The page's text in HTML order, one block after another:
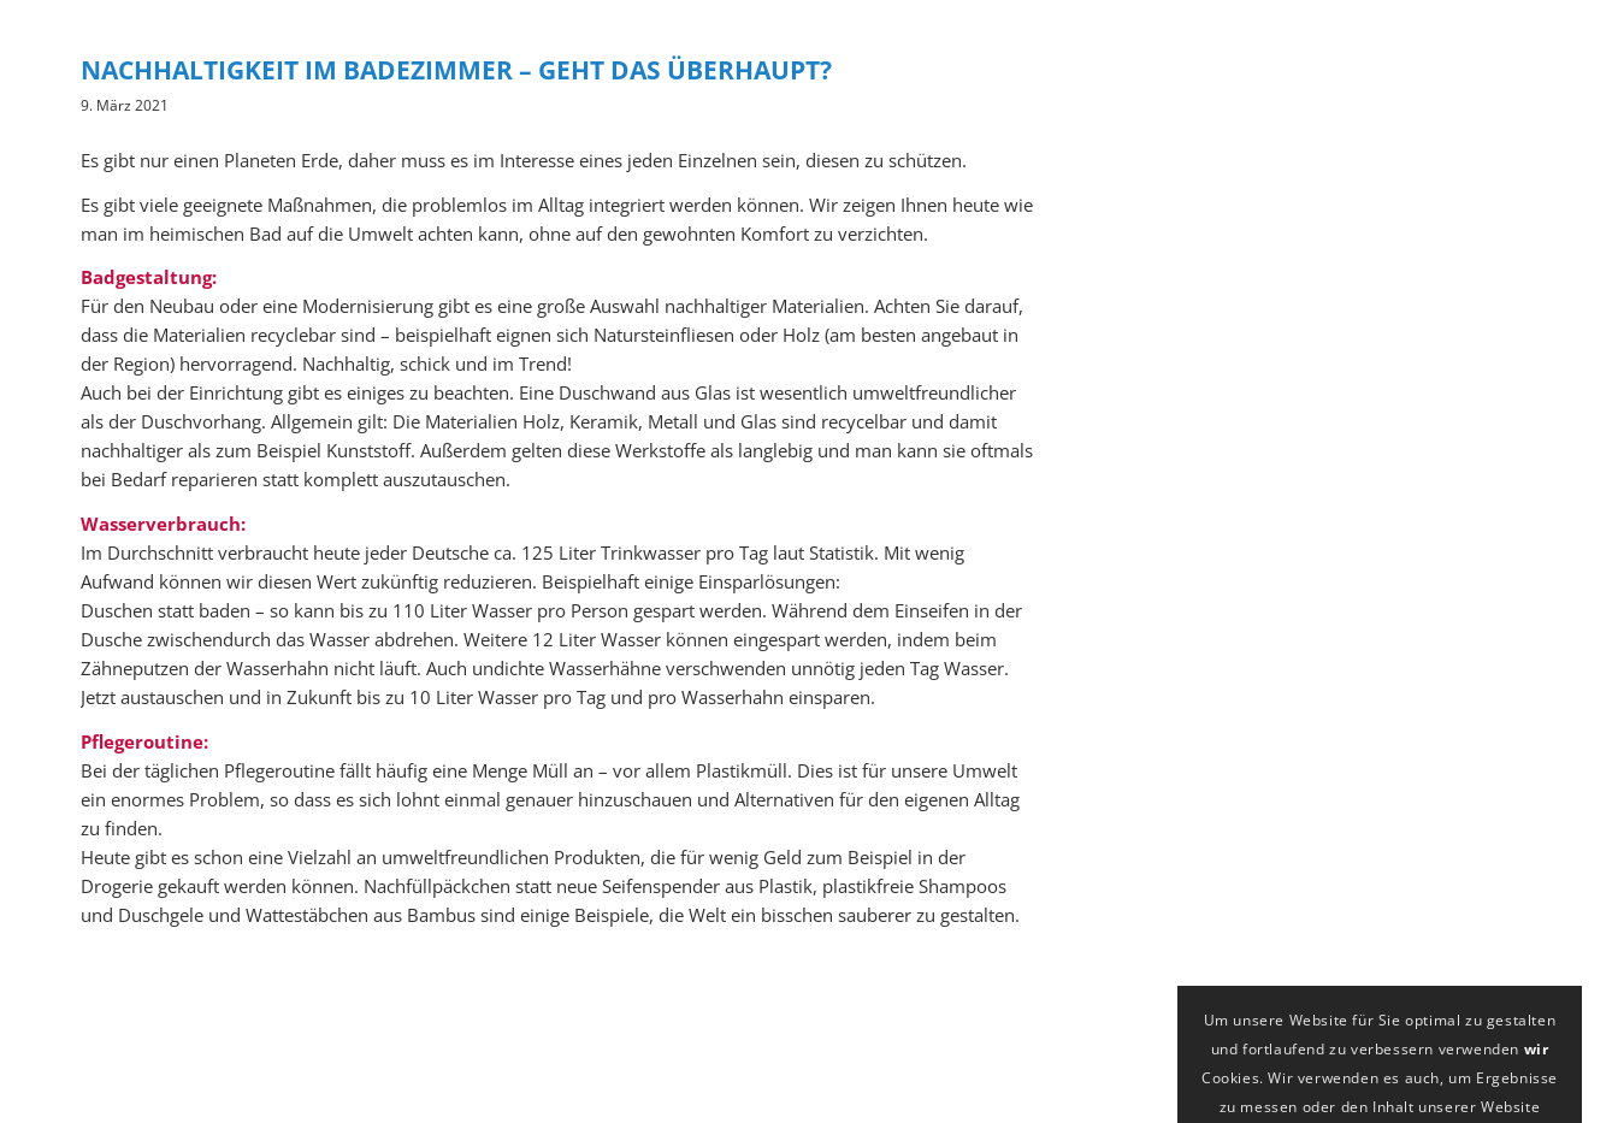
NACHHALTIGKEIT IM BADEZIMMER – GEHT DAS ÜBERHAUPT?
9. März 2021
Es gibt nur einen Planeten Erde, daher muss es im Interesse eines jeden Einzelnen sein, diesen zu schützen.
Es gibt viele geeignete Maßnahmen, die problemlos im Alltag integriert werden können. Wir zeigen Ihnen heute wie
man im heimischen Bad auf die Umwelt achten kann, ohne auf den gewohnten Komfort zu verzichten.
Badgestaltung:
Für den Neubau oder eine Modernisierung gibt es eine große Auswahl nachhaltiger Materialien. Achten Sie darauf,
dass die Materialien recyclebar sind – beispielhaft eignen sich Natursteinfliesen oder Holz (am besten angebaut in
der Region) hervorragend. Nachhaltig, schick und im Trend!
Auch bei der Einrichtung gibt es einiges zu beachten. Eine Duschwand aus Glas ist wesentlich umweltfreundlicher
als der Duschvorhang. Allgemein gilt: Die Materialien Holz, Keramik, Metall und Glas sind recycelbar und damit
nachhaltiger als zum Beispiel Kunststoff. Außerdem gelten diese Werkstoffe als langlebig und man kann sie oftmals
bei Bedarf reparieren statt komplett auszutauschen.
Wasserverbrauch:
Im Durchschnitt verbraucht heute jeder Deutsche ca. 125 Liter Trinkwasser pro Tag laut Statistik. Mit wenig
Aufwand können wir diesen Wert zukünftig reduzieren. Beispielhaft einige Einsparlösungen:
Duschen statt baden – so kann bis zu 110 Liter Wasser pro Person gespart werden. Während dem Einseifen in der
Dusche zwischendurch das Wasser abdrehen. Weitere 12 Liter Wasser können eingespart werden, indem beim
Zähneputzen der Wasserhahn nicht läuft. Auch undichte Wasserhähne verschwenden unnötig jeden Tag Wasser.
Jetzt austauschen und in Zukunft bis zu 10 Liter Wasser pro Tag und pro Wasserhahn einsparen.
Pflegeroutine:
Bei der täglichen Pflegeroutine fällt häufig eine Menge Müll an – vor allem Plastikmüll. Dies ist für unsere Umwelt
ein enormes Problem, so dass es sich lohnt einmal genauer hinzuschauen und Alternativen für den eigenen Alltag
zu finden.
Heute gibt es schon eine Vielzahl an umweltfreundlichen Produkten, die für wenig Geld zum Beispiel in der
Drogerie gekauft werden können. Nachfüllpäckchen statt neue Seifenspender aus Plastik, plastikfreie Shampoos
und Duschgele und Wattestäbchen aus Bambus sind einige Beispiele, die Welt ein bisschen sauberer zu gestalten.
Um unsere Website für Sie optimal zu gestalten
und fortlaufend zu verbessern verwenden wir
Cookies. Wir verwenden es auch, um Ergebnisse
zu messen oder den Inhalt unserer Website